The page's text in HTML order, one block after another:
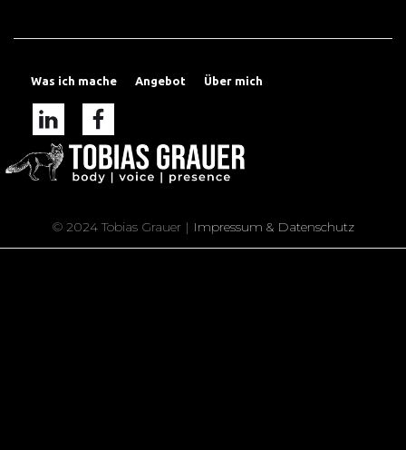
Was ich mache Angebot Über mich
© 2024 Tobias Grauer | Impressum & Datenschutz